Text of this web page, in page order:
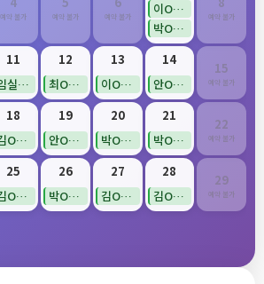
예약 불가 예약 불가 예약 불가
이O순(확정)
박O영(확정)
예약 불가
11
임실(확정)
12
최O영(확정)
13
이O순(확정)
14
안O희(확정)
15
예약 불가
18
김O경(확정)
19
안O희(확정)
20
박O영(확정)
21
박O영(확정)
22
예약 불가
25
김O경(확정)
26
박O정(확정)
27
김O리(확정)
28
김O희(확정)
29
예약 불가